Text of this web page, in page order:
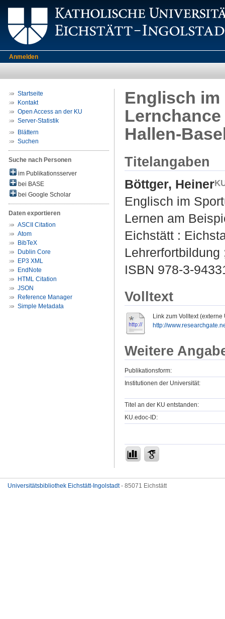
Anmelden
Startseite
Kontakt
Open Access an der KU
Server-Statistik
Blättern
Suchen
Suche nach Personen
im Publikationsserver
bei BASE
bei Google Scholar
Daten exportieren
ASCII Citation
Atom
BibTeX
Dublin Core
EP3 XML
EndNote
HTML Citation
JSON
Reference Manager
Simple Metadata
Englisch
Hallen-
Titelangaben
Böttger, Heiner
Englisch im
Lernen am
Eichstätt :
Lehrerfortbildung
ISBN 978-3-
Volltext
Link zum Volltext (externe
http://
Weitere
Publikationsform:
Institutionen der Universität:
Titel an der KU entstanden:
KU.edoc-ID:
Universitätsbibliothek Eichstätt-Ingolstadt- 85071 Eichstätt